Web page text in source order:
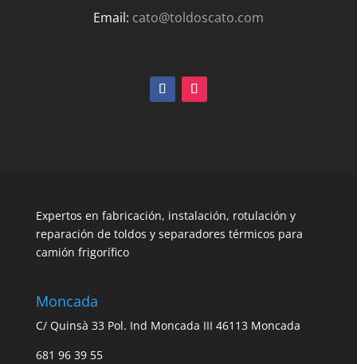
Email: cato@toldoscato.com
Expertos en fabricación, instalación, rotulación y
reparación de toldos y separadores térmicos para
camión frigorífico
Moncada
C/ Quinsà 33 Pol. Ind Moncada III 46113 Moncada
681 96 39 55